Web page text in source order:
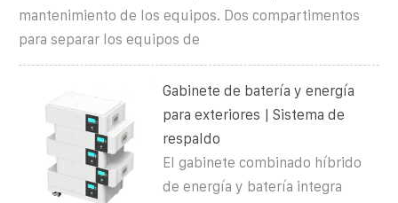
mantenimiento de los equipos. Dos compartimentos
para separar los equipos de
Gabinete de batería y energía
para exteriores | Sistema de
respaldo
El gabinete combinado híbrido
de energía y batería integra